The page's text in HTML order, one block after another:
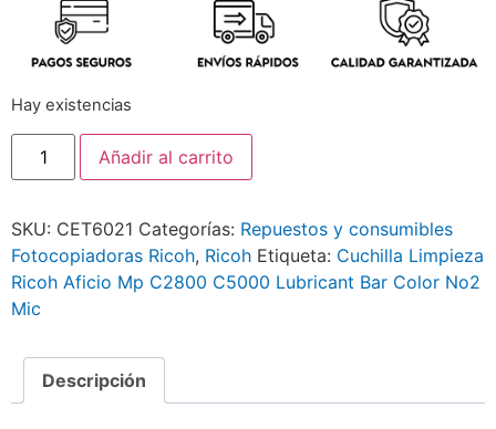
Hay existencias
Añadir al carrito
SKU: CET6021 Categorías: Repuestos y consumibles
Fotocopiadoras Ricoh, Ricoh Etiqueta: Cuchilla Limpieza
Ricoh Aficio Mp C2800 C5000 Lubricant Bar Color No2
Mic
Descripción